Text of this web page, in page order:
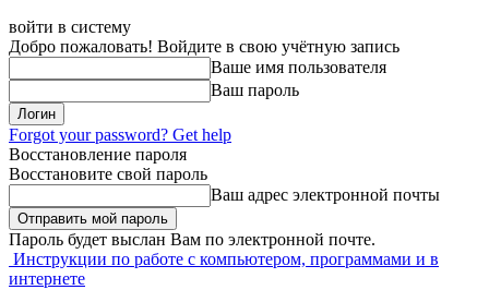
войти в систему
Добро пожаловать! Войдите в свою учётную запись
Ваше имя пользователя
Ваш пароль
Forgot your password? Get help
Восстановление пароля
Восстановите свой пароль
Ваш адрес электронной почты
Пароль будет выслан Вам по электронной почте.
Инструкции по работе с компьютером, программами и в
интернете